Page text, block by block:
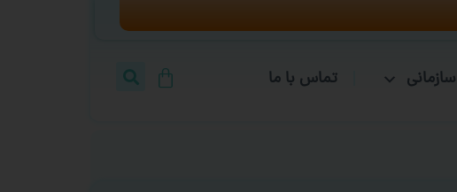
سازمانی تماس با ما